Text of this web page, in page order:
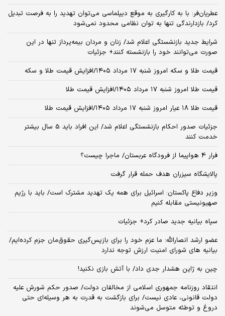
عطریان‌فر: با به کارگیری به موقع دیپلماسی می‌توان تهدید را به فرصت تبدیل
کرد/ بازدارندگی تنها به توان نظامی محدود نمی‌شود
شرایط جدید بازنشستگی اعلام شد/ زنان و مردان بیمه‌پرداز تنها در این
صورت می‌توانند خود را بازنشسته کنند+ جزئیات
قیمت طلا و سکه امروز شنبه ۱۷ مرداد ۱۴۰۵/افزایش قیمت طلا و سکه
قیمت طلا امروز شنبه ۱۷ مرداد ۱۴۰۵/افزایش قیمت طلا
قیمت طلا ۱۸ عیار امروز شنبه ۱۷ مرداد ۱۴۰۵/افزایش قیمت طلا
جزئیات صدور احکام بازنشستگی اعلام شد/ این افراد باید 5 سال بیشتر
خدمت کنند
فرار 4 هواپیما از فرودگاه عربستان/ ماجرا چیست؟
پالایشگاه سیزران هدف حمله قرار گرفت
وزیر دفاع پاکستان: اسرائیل برای همه یک تهدید مشترک است/ باید با رژیم
صهیونیستی مقابله کنیم
سپاه بیانیه جدید صادر کرد+ جزئیات
عضو ارشد انصارالله: ما عزم خود را برای بازپس‌گیری حقوق‌مان جزم کرده‌ایم/
بیانیه‌ های شورای امنیت ارزش توجه ندارد
چین به ژاپن هشدار جدی داد/ با آتش بازی نکنید!
انتقاد روزنامه جمهوری اسلامی از مخالفان دولت/ صدور حکم شورش علیه
دولت قانونی، عادی نیست/ برای بازگشت به قدرت به هر وسیله‌ای حتی
دروغ و توطئه متوسل می‌شوند